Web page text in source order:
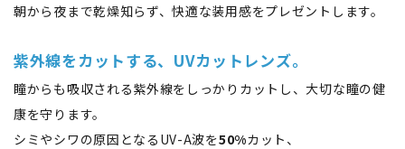
朝から夜まで乾燥知らず、快適な装用感をプレゼントします。
紫外線をカットする、UVカットレンズ。
瞳からも吸収される紫外線をしっかりカットし、大切な瞳の健
康を守ります。
シミやシワの原因となるUV-A波を50%カット、